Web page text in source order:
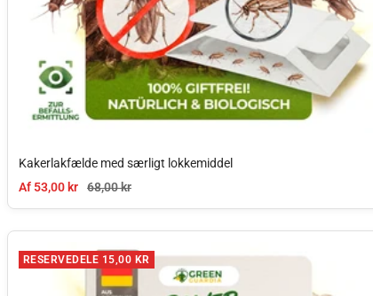
Kakerlakfælde med særligt lokkemiddel
Tilbudspris
Af 53,00 kr Normal pris
68,00 kr
RESERVEDELE 15,00 KR